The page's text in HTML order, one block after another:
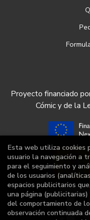
Proyecto financiado
Cómic y de la
Esta web utiliza cookies
usuario la navegación a
para el seguimiento y
de los usuarios
espacios publicitarios
una página (publicitarias)
del comportamiento de
observación continuada